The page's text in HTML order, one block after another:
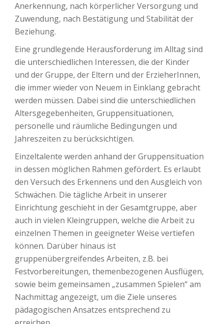
Anerkennung, nach körperlicher Versorgung und
Zuwendung, nach Bestätigung und Stabilität der
Beziehung.
Eine grundlegende Herausforderung im Alltag sind
die unterschiedlichen Interessen, die der Kinder
und der Gruppe, der Eltern und der ErzieherInnen,
die immer wieder von Neuem in Einklang gebracht
werden müssen. Dabei sind die unterschiedlichen
Altersgegebenheiten, Gruppensituationen,
personelle und räumliche Bedingungen und
Jahreszeiten zu berücksichtigen.
Einzeltalente werden anhand der Gruppensituation
in dessen möglichen Rahmen gefördert. Es erlaubt
den Versuch des Erkennens und den Ausgleich von
Schwächen. Die tägliche Arbeit in unserer
Einrichtung geschieht in der Gesamtgruppe, aber
auch in vielen Kleingruppen, welche die Arbeit zu
einzelnen Themen in geeigneter Weise vertiefen
können. Darüber hinaus ist
gruppenübergreifendes Arbeiten, z.B. bei
Festvorbereitungen, themenbezogenen Ausflügen,
sowie beim gemeinsamen „zusammen Spielen“ am
Nachmittag angezeigt, um die Ziele unseres
pädagogischen Ansatzes entsprechend zu